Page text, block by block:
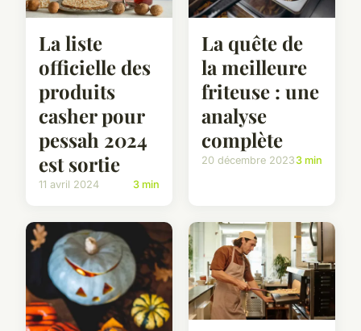
La liste
officielle des
produits
casher pour
pessah 2024
est sortie
11 avril 2024 3 min
La quête de
la meilleure
friteuse : une
analyse
complète
20 décembre 20233 min